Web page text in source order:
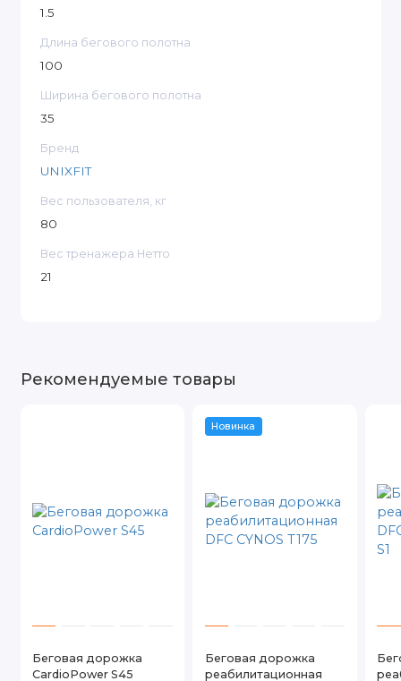
1.5
Длина бегового полотна
100
Ширина бегового полотна
35
Бренд
UNIXFIT
Вес пользователя, кг
80
Вес тренажера Нетто
21
Рекомендуемые товары
Беговая дорожка
CardioPower S45
Новинка
Беговая дорожка
реабилитационная